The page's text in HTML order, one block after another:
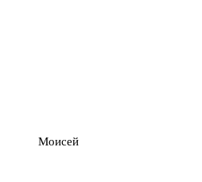
Моисей